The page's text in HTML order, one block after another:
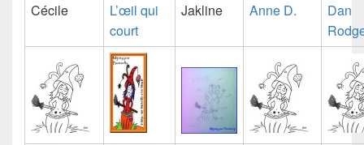
Cécile
L’œil qui
court
Jakline Anne D.
Dan